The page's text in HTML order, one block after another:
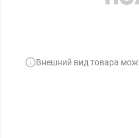
Внешний вид товара